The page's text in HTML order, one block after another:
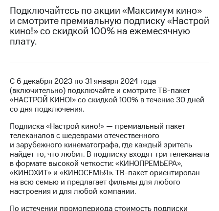
номер
в МТС
Роуминг
Семейная
группа
Заказать
SIM-
карту
Оформить
eSIM
карта
приложение
Мой
МТС
Тарифы
RED,
РИИЛ
и МТС
Супер
дешевле
при
оплате
с карты
МТС
Деньги
Подключайтесь по акции «Максимум кино»
и смотрите премиальную подписку «Настрой
кино!» со скидкой 100% на ежемесячную
плату.
С 6 декабря 2023 по 31 января 2024 года
(включительно) подключайте и смотрите ТВ-пакет
«НАСТРОЙ КИНО!» со скидкой 100% в течение 30 дней
со дня подключения.
Подписка «Настрой кино!» — премиальный пакет
телеканалов с шедеврами отечественного
и зарубежного кинематографа, где каждый зритель
найдет то, что любит. В подписку входят три телеканала
в формате высокой четкости: «КИНОПРЕМЬЕРА»,
«КИНОХИТ» и «КИНОСЕМЬЯ». ТВ-пакет ориентирован
на всю семью и предлагает фильмы для любого
настроения и для любой компании.
По истечении промопериода стоимость подписки